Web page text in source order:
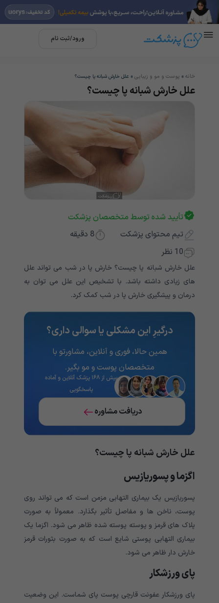
ورود/ثبت نام
خانه » پوست و مو و زیبایی » علل خارش شبانه پا چیست؟
علل خارش شبانه پا چیست؟
تأیید شده توسط متخصصان پزشکت
تیم محتوای پزشکت
8 دقیقه
10 نظر
علل خارش شبانه پا چیست؟ خارش پا در شب می تواند علل
های زیادی داشته باشد. با تشخیص این علل می توان به
درمان و پیشگیری خارش پا در شب کمک کرد.
درگیرِ این مشکلی یا سوالی داری؟
همین حالا، فوری و آنلاین، مشاورتو با
متخصصان پوست و مو بگیر.
بیش از ۱۶۸ پزشک آنلاین و آماده
پاسخگویی
دریافت مشاوره
علل خارش شبانه پا چیست؟
اگزما و پسوریازیس
پسوریازیس یک بیماری التهابی مزمن است که می تواند روی
پوست، ناخن ها و مفاصل تأثیر بگذارد. معمولاً به صورت
پلاک های قرمز و پوسته پوسته شده ظاهر می شود. اگزما یک
بیماری التهابی پوستی شایع است که به صورت بثورات قرمز
خارش دار ظاهر می شود.
پای ورزشکار
پای ورزشکار عفونت قارچی پوست پای شماست. این وضعیت